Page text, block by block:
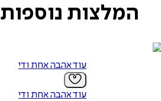
המלצות נוספות
עוד אהבה אחת ודי
עוד אהבה אחת ודי